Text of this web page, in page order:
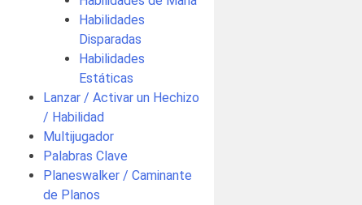
Habilidades
Disparadas
Habilidades
Estáticas
Lanzar / Activar un Hechizo
/ Habilidad
Multijugador
Palabras Clave
Planeswalker / Caminante
de Planos